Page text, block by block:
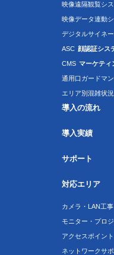
映像遠隔観覧シ
映像データ連動
デジタルサイネ
ASC 顔認証シス
CMS マーケティ
通用口ガードマン
エリア別混雑状
導入の流れ
導入実績
サポート
対応エリア
カメラ・LAN工事
モニター・プロ
アクセスポイン
ネットワークサ